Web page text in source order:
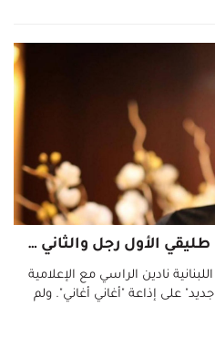
نادين الراسي تثير الجدل: طليقي الأول رجل والثاني ذكر... وهناك عمل قريب
نادين الراسي مع الإعلامية
على إذاعة "أغاني أغاني". ولم